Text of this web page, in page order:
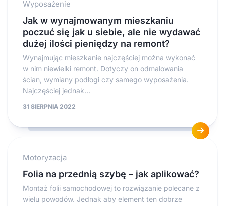
Wyposażenie
Jak w wynajmowanym mieszkaniu
poczuć się jak u siebie, ale nie wydawać
dużej ilości pieniędzy na remont?
Wynajmując mieszkanie najczęściej można wykonać
w nim niewielki remont. Dotyczy on odmalowania
ścian, wymiany podłogi czy samego wyposażenia.
Najczęściej jednak...
31 SIERPNIA 2022
Motoryzacja
Folia na przednią szybę – jak aplikować?
Montaż folii samochodowej to rozwiązanie polecane z
wielu powodów. Jednak aby element ten dobrze